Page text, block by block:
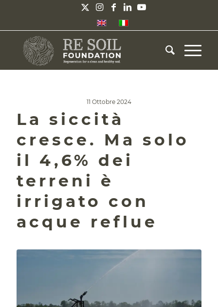
11 Ottobre 2024
La siccità
cresce. Ma solo
il 4,6% dei
terreni è
irrigato con
acque reflue